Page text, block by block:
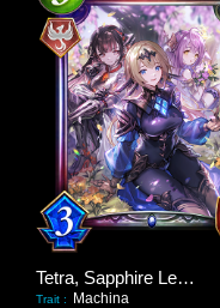
Tetra, Sapphire Leader
Trait : Machina